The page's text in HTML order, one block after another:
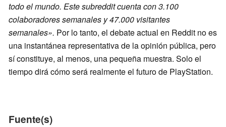
todo el mundo. Este subreddit cuenta con 3.100
colaboradores semanales y 47.000 visitantes
semanales». Por lo tanto, el debate actual en Reddit no es
una instantánea representativa de la opinión pública, pero
sí constituye, al menos, una pequeña muestra. Solo el
tiempo dirá cómo será realmente el futuro de PlayStation.
Fuente(s)